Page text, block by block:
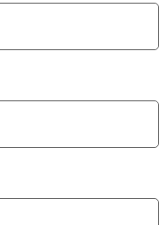
Amortecedores